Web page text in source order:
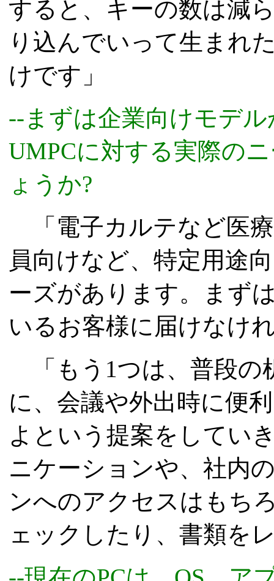
すると、キーの数は減
り込んでいって生まれ
けです」
--まずは企業向けモデ
UMPCに対する実際の
ょうか?
「電子カルテなど医
員向けなど、特定用途
ーズがあります。まず
いるお客様に届けなけ
「もう1つは、普段の
に、会議や外出時に便
よという提案をしてい
ニケーションや、社内
ンへのアクセスはもち
ェックしたり、書類を